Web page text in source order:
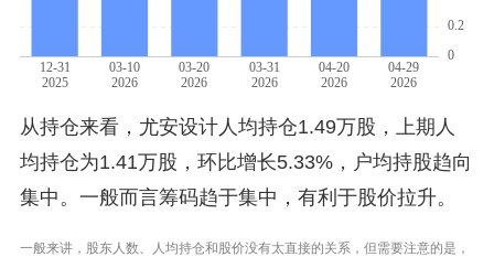
从持仓来看，尤安设计人均持仓1.49万股，上期人
均持仓为1.41万股，环比增长5.33%，户均持股趋向
集中。一般而言筹码趋于集中，有利于股价拉升。
一般来讲，股东人数、人均持仓和股价没有太直接的关系，但需要注意的是，